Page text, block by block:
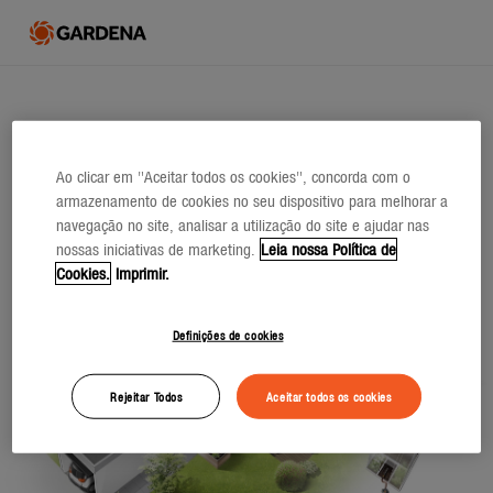
Ao clicar em "Aceitar todos os cookies", concorda com o
armazenamento de cookies no seu dispositivo para melhorar a
navegação no site, analisar a utilização do site e ajudar nas
nossas iniciativas de marketing. Leia nossa Política de
Cookies. Imprimir.
Definições de cookies
Rejeitar Todos Aceitar todos os cookies